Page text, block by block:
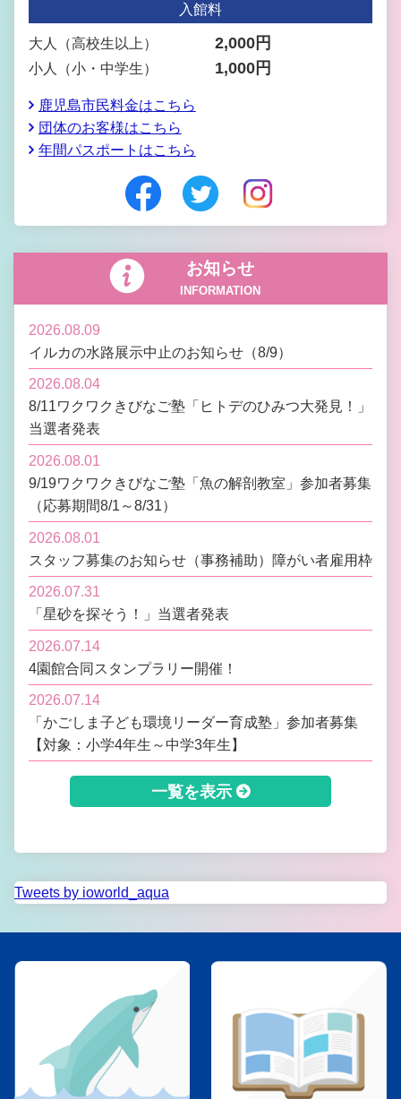
入館料
大人（高校生以上） 2,000円
小人（小・中学生） 1,000円
鹿児島市民料金はこちら
団体のお客様はこちら
年間パスポートはこちら
お知らせ
INFORMATION
2026.08.09
イルカの水路展示中止のお知らせ（8/9）
2026.08.04
8/11ワクワクきびなご塾「ヒトデのひみつ大発見！」
当選者発表
2026.08.01
9/19ワクワクきびなご塾「魚の解剖教室」参加者募集
（応募期間8/1～8/31）
2026.08.01
スタッフ募集のお知らせ（事務補助）障がい者雇用枠
2026.07.31
「星砂を探そう！」当選者発表
2026.07.14
4園館合同スタンプラリー開催！
2026.07.14
「かごしま子ども環境リーダー育成塾」参加者募集
【対象：小学4年生～中学3年生】
一覧を表示
Tweets by ioworld_aqua